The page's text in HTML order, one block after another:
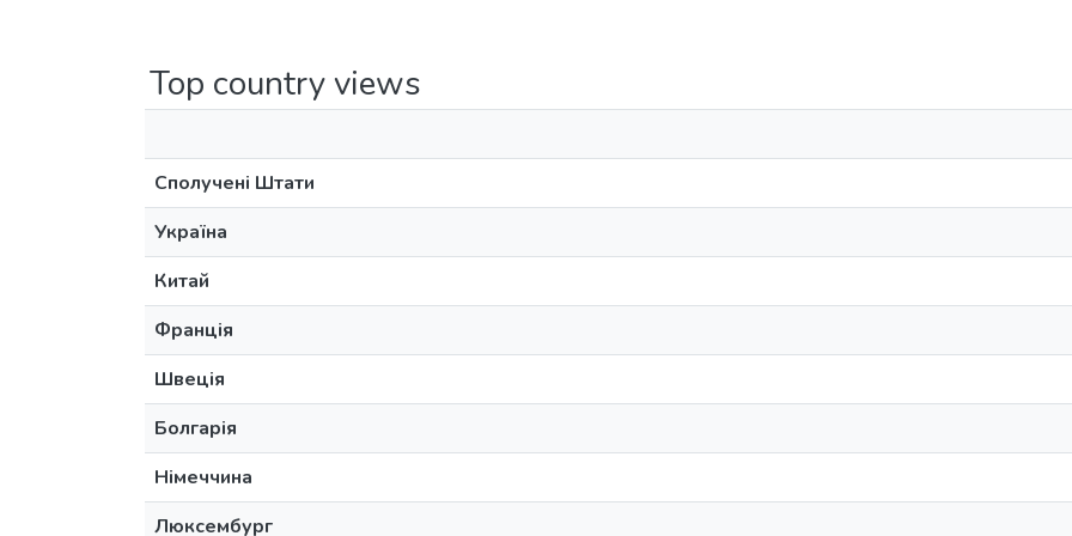
Top country views
Сполучені Штати
Україна
Китай
Франція
Швеція
Болгарія
Німеччина
Люксембург